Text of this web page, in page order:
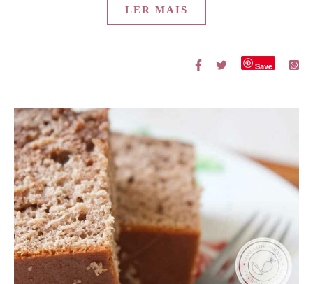
LER MAIS
Save